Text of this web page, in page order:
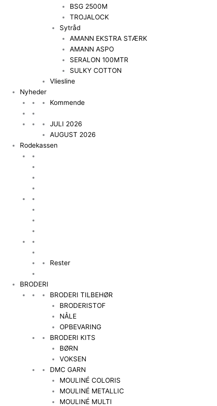
BSG 2500M
TROJALOCK
Sytråd
AMANN EKSTRA STÆRK
AMANN ASPO
SERALON 100MTR
SULKY COTTON
Vliesline
Nyheder
Kommende
JULI 2026
AUGUST 2026
Rodekassen
Rester
BRODERI
BRODERI TILBEHØR
BRODERISTOF
NÅLE
OPBEVARING
BRODERI KITS
BØRN
VOKSEN
DMC GARN
MOULINÉ COLORIS
MOULINÉ METALLIC
MOULINÉ MULTI